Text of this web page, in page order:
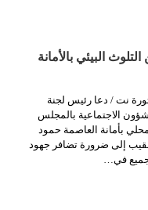
البيئي بالأمانة
نت / دعا رئيس لجنة
الاجتماعية بالمجلس
بأمانة العاصمة حمود
إلى ضرورة تضافر جهود
في…